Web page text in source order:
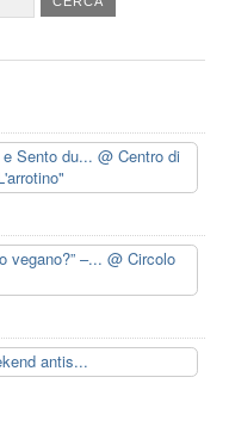
Sento du... @ Centro di
vegano?” –... @ Circolo
antis...